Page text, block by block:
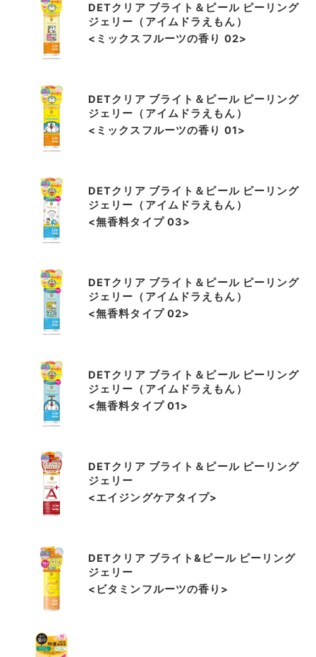
DETクリア ブライト＆ピール ピーリング
ジェリー（アイムドラえもん）
<ミックスフルーツの香り 02>
DETクリア ブライト＆ピール ピーリング
ジェリー（アイムドラえもん）
<ミックスフルーツの香り 01>
DETクリア ブライト＆ピール ピーリング
ジェリー（アイムドラえもん）
<無香料タイプ 03>
DETクリア ブライト＆ピール ピーリング
ジェリー（アイムドラえもん）
<無香料タイプ 02>
DETクリア ブライト＆ピール ピーリング
ジェリー（アイムドラえもん）
<無香料タイプ 01>
DETクリア ブライト＆ピール ピーリング
ジェリー
<エイジングケアタイプ>
DETクリア ブライト&ピール ピーリング
ジェリー
<ビタミンフルーツの香り>